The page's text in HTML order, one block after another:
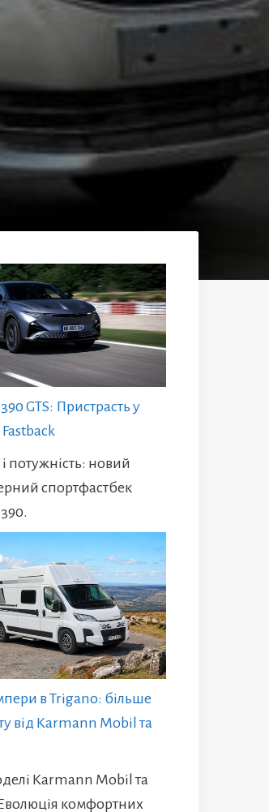
GTS: Пристрасть у
і потужність: новий
спортфастбек
в Trigano: більше
від Karmann Mobil та
Karmann Mobil та
комфортних